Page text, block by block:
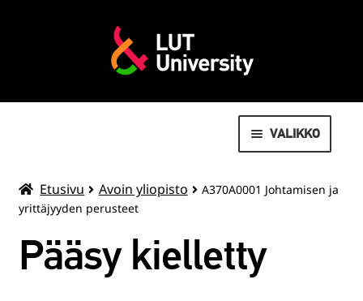
VALIKKO
MOVEO LIIKUNTAPALVELUT
OPISKELIJOILLE
Etusivu Avoin yliopisto
A370A0001 Johtamisen ja
yrittäjyyden perusteet
Pääsy kielletty